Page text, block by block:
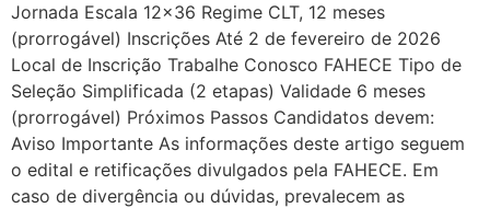
Jornada Escala 12×36 Regime CLT, 12 meses
(prorrogável) Inscrições Até 2 de fevereiro de 2026
Local de Inscrição Trabalhe Conosco FAHECE Tipo de
Seleção Simplificada (2 etapas) Validade 6 meses
(prorrogável) Próximos Passos Candidatos devem:
Aviso Importante As informações deste artigo seguem
o edital e retificações divulgados pela FAHECE. Em
caso de divergência ou dúvidas, prevalecem as